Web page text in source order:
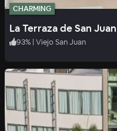
CHARMING
La Terraza de San Juan
93% | Viejo San Juan